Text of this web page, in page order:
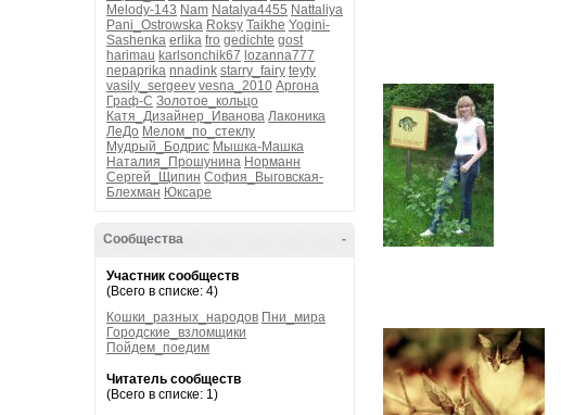
Melody-143 Nam Natalya4455 Nattaliya
Pani_Ostrowska Roksy Taikhe Yogini-
Sashenka erlika fro gedichte gost
harimau karlsonchik67 lozanna777
nepaprika nnadink starry_fairy teyty
vasily_sergeev vesna_2010 Аргона
Граф-С Золотое_кольцо
Катя_Дизайнер_Иванова Лаконика
ЛеДо Мелом_по_стеклу
Мудрый_Бодрис Мышка-Машка
Наталия_Прошунина Норманн
Сергей_Щипин София_Выговская-
Блехман Юксаре
-
Сообщества
Участник сообществ
(Всего в списке: 4)
Кошки_разных_народов Пни_мира
Городские_взломщики
Пойдем_поедим
Читатель сообществ
(Всего в списке: 1)